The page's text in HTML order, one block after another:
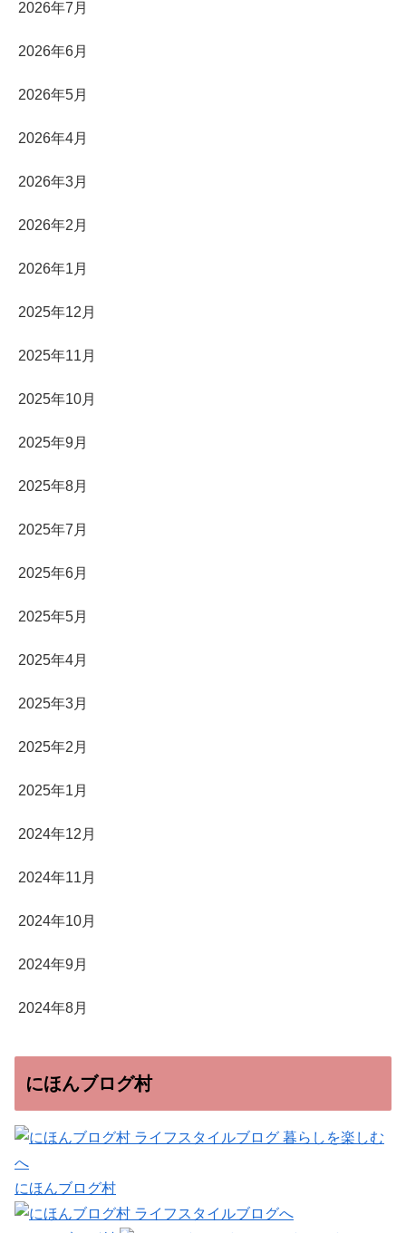
2026年7月
2026年6月
2026年5月
2026年4月
2026年3月
2026年2月
2026年1月
2025年12月
2025年11月
2025年10月
2025年9月
2025年8月
2025年7月
2025年6月
2025年5月
2025年4月
2025年3月
2025年2月
2025年1月
2024年12月
2024年11月
2024年10月
2024年9月
2024年8月
にほんブログ村
にほんブログ村